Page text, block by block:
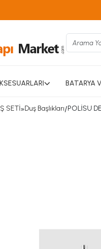
BATARYA
SETİ»Duş Başlıkları/POLİSU